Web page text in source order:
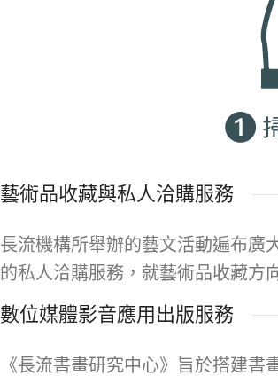
藝術品收藏與私人洽購服務
長流機構所舉辦的藝文活動遍布廣
的私人洽購服務，就藝術品收藏方
數位媒體影音應用出版服務
《長流書畫研究中心》旨於搭建